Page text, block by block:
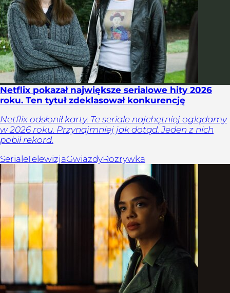
Netflix pokazał największe serialowe hity 2026
roku. Ten tytuł zdeklasował konkurencję
Netflix odsłonił karty. Te seriale najchętniej oglądamy
w 2026 roku. Przynajmniej jak dotąd. Jeden z nich
pobił rekord.
SerialeTelewizjaGwiazdyRozrywka